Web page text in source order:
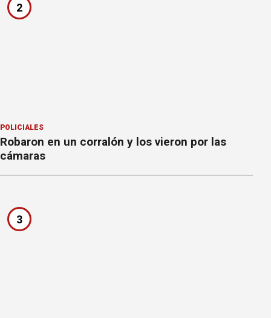
2
POLICIALES
Robaron en un corralón y los vieron por las
cámaras
3